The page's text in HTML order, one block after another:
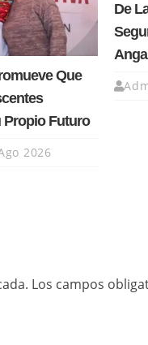
Que
Propio Futuro
2026
De
Los campos